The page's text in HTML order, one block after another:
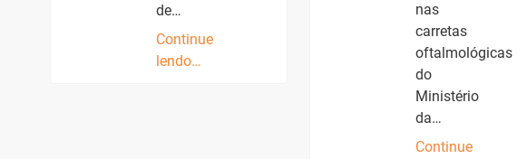
de…
Continue
lendo…
nas
carretas
oftalmológicas
do
Ministério
da…
Continue